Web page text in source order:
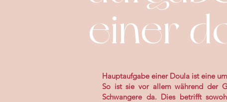
einer
Hauptaufgabe einer Doula ist eine
So ist sie vor allem während der
Schwangere da. Dies betrifft